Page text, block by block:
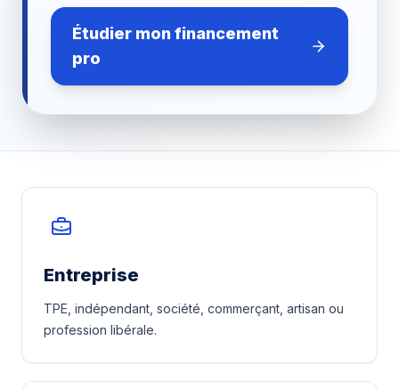
Étudier mon financement
pro
Entreprise
TPE, indépendant, société, commerçant, artisan ou
profession libérale.